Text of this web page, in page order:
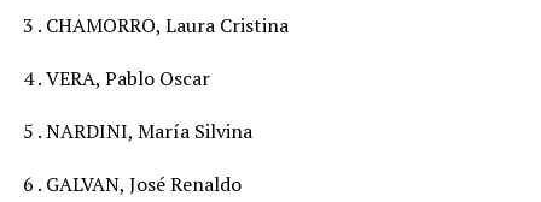
3 . CHAMORRO, Laura Cristina
4 . VERA, Pablo Oscar
5 . NARDINI, María Silvina
6 . GALVAN, José Renaldo